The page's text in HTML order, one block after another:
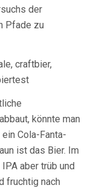
der
Pfade zu
könnte man
Cola-Fanta-
ist das Bier. Im
aber trüb und
fruchtig nach